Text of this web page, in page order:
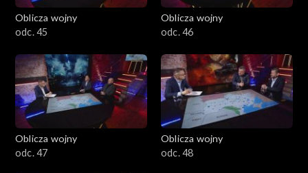
Oblicza wojny
odc. 45
Oblicza wojny
odc. 46
Oblicza wojny
odc. 47
Oblicza wojny
odc. 48